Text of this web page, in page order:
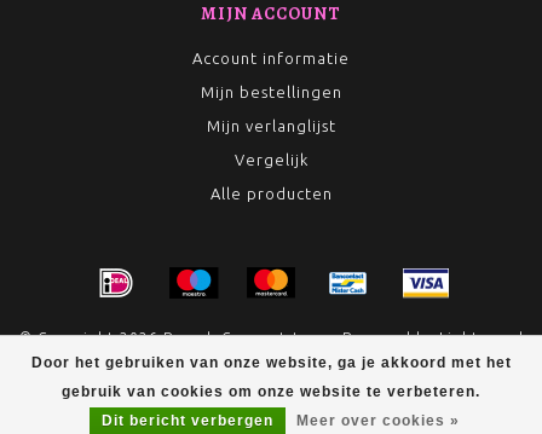
Door het gebruiken van onze website, ga je akkoord met het
gebruik van cookies om onze website te verbeteren.
Dit bericht verbergen
Meer over cookies »
MIJN ACCOUNT
Account informatie
Mijn bestellingen
Mijn verlanglijst
Vergelijk
Alle producten
© Copyright 2026 Rumah Conceptstore - Powered byLightspeed
- Theme by Dyvelopment